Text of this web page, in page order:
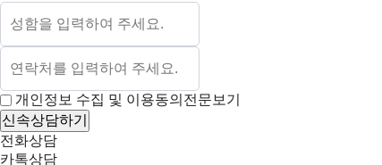
개인정보 수집 및 이용동의 전문보기
신속상담하기
전화상담
카톡상담